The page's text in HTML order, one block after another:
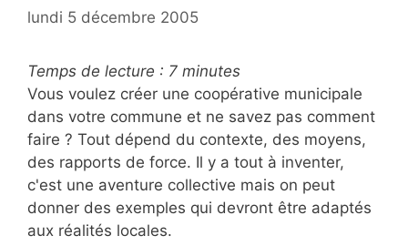
lundi 5 décembre 2005
Temps de lecture : 7 minutes
Vous voulez créer une coopérative municipale
dans votre commune et ne savez pas comment
faire ? Tout dépend du contexte, des moyens,
des rapports de force. Il y a tout à inventer,
c'est une aventure collective mais on peut
donner des exemples qui devront être adaptés
aux réalités locales.